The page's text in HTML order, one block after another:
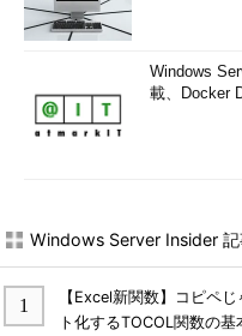
Windows
載、Docker
Windows Server Insider 記
【Excel新関数】コピペ
ト化するTOCOL関数の基